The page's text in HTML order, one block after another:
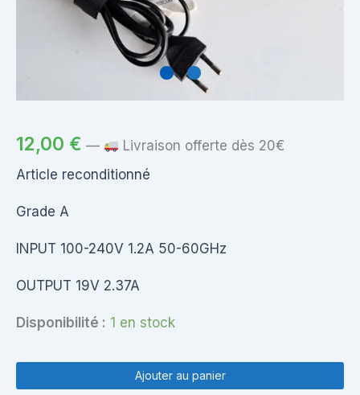
12,00 € —
Livraison offerte dès 20€
Article reconditionné
Grade A
INPUT 100-240V 1.2A 50-60GHz
OUTPUT 19V 2.37A
Disponibilité : 1 en stock
PA3822U-
Ajouter au panier